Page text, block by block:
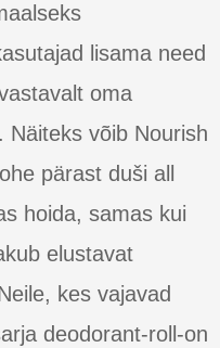
lisama need
oma
Näiteks võib Nourish
pärast duši all
hoida, samas kui
elustavat
kes vajavad
deodorant-roll-on